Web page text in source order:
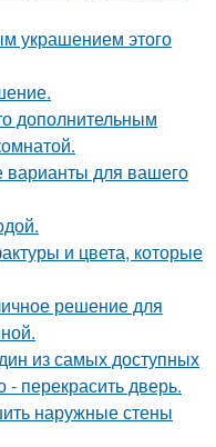
украшением этого
дополнительным
для вашего
и цвета, которые
решение для
из самых доступных
- перекрасить дверь.
наружные стены